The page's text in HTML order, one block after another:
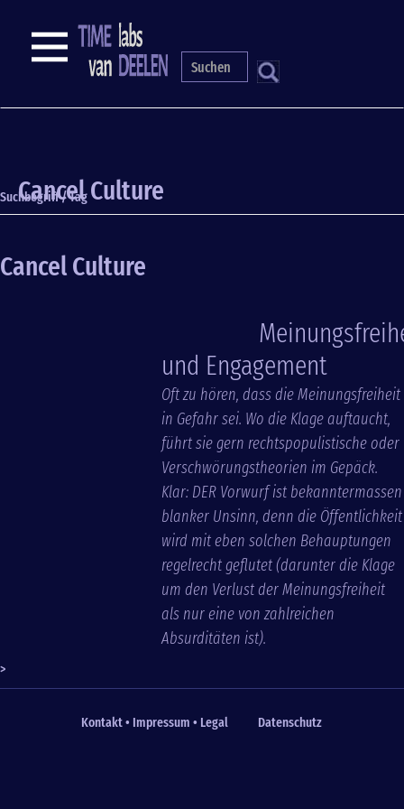
S
NAVIGATION
Cancel Culture
Suchbegriff / Tag
Cancel Culture
und Engagement
Oft zu hören, dass die Meinungsfreiheit
in Gefahr sei. Wo die Klage auftaucht,
führt sie gern rechtspopulistische oder
Verschwörungstheorien im Gepäck.
Klar: DER Vorwurf ist bekanntermassen
blanker Unsinn, denn die Öffentlichkeit
wird mit eben solchen Behauptungen
regelrecht geflutet (darunter die Klage
um den Verlust der Meinungsfreiheit
als nur eine von zahlreichen
Absurditäten ist).
>
Fußzeile
Kontakt • Impressum • Legal Datenschutz